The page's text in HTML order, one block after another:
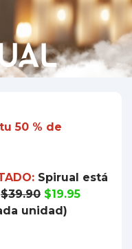
50 % de
Spirual
está
$39.90 $19.95
unidad)